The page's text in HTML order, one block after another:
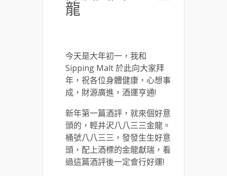
龍
今天是大年初一，我和
Sipping Malt 於此向大家拜
年，祝各位身體健康，心想事
成，財源廣進，酒運亨通!
新年第一篇酒評，就來個好意
頭的，輕井沢八八三三金龍。
桶號八八三三，發發生生好意
頭，配上酒標的金龍獻瑞，看
過這篇酒評後一定會行好運!